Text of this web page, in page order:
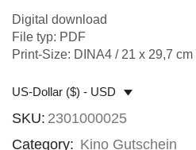
Digital download
File typ: PDF
Print-Size: DINA4 / 21 x 29,7 cm
US-Dollar ($) - USD
SKU: 2301000025
Category: Kino Gutschein